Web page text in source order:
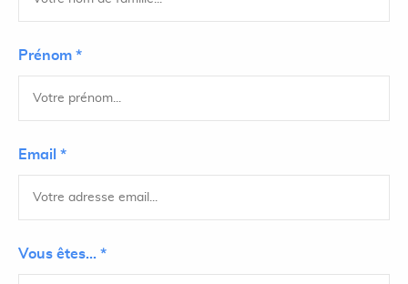
Prénom *
Email *
Vous êtes... *